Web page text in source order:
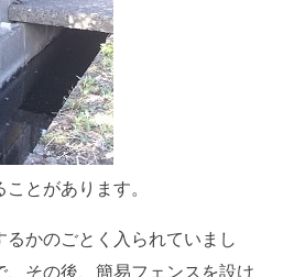
とがあります。
かのごとく入られていまし
その後、簡易フェンスを設け